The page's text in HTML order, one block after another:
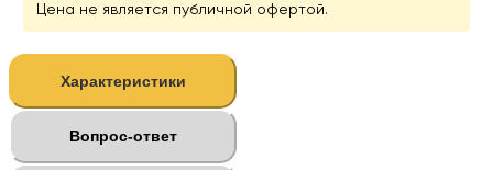
Цена не является публичной офертой.
Характеристики
Вопрос-ответ